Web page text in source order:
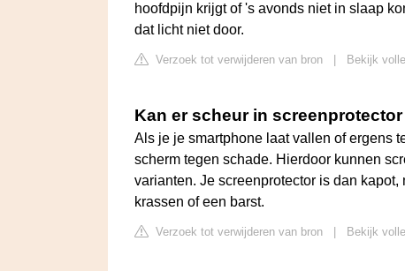
hoofdpijn krijgt of 's avonds niet in slaap
dat licht niet door.
Verzoek tot verwijderen van bron Bekijk
Kan er scheur in
Als je je smartphone laat vallen of ergens
scherm tegen schade. Hierdoor kunnen
varianten. Je screenprotector is dan
krassen of een barst.
Verzoek tot verwijderen van bron Bekijk